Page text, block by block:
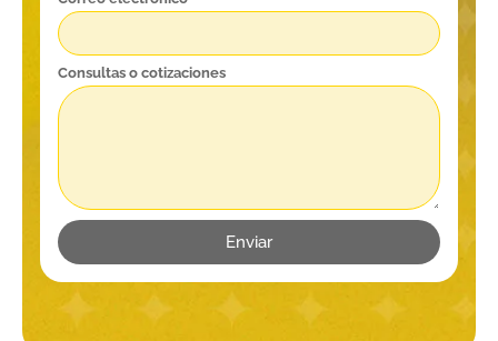
Consultas o cotizaciones
Enviar